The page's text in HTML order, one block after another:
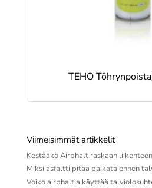
TEHO
Viimeisimmät artikkelit
Kestääkö Airphalt raskaan
Miksi asfaltti pitää paikata ennen
Voiko airphaltia käyttää